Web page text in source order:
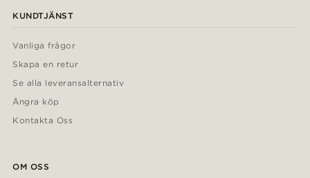
KUNDTJÄNST
Vanliga frågor
Skapa en retur
Se alla leveransalternativ
Ångra köp
Kontakta Oss
OM OSS